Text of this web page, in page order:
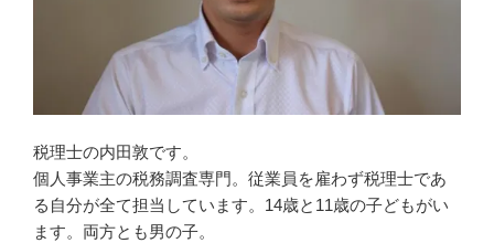
税理士の内田敦です。
個人事業主の税務調査専門。従業員を雇わず税理士であ
る自分が全て担当しています。14歳と11歳の子どもがい
ます。両方とも男の子。